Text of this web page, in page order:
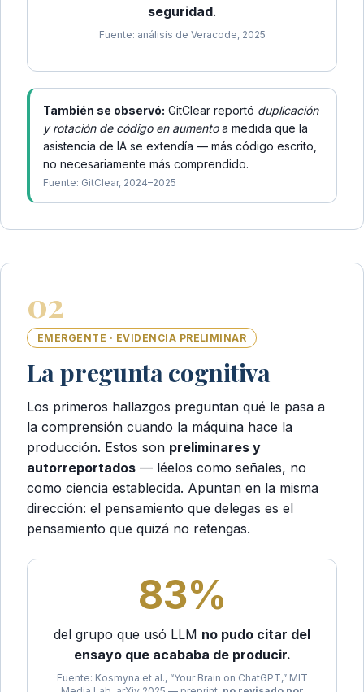
seguridad.
Fuente: análisis de Veracode, 2025
También se observó: GitClear reportó duplicación
y rotación de código en aumentoa medida que la
asistencia de IA se extendía — más código escrito,
no necesariamente más comprendido.
Fuente: GitClear, 2024–2025
02
EMERGENTE · EVIDENCIA PRELIMINAR
La pregunta cognitiva
Los primeros hallazgos preguntan qué le pasa a
la comprensión cuando la máquina hace la
producción. Estos son preliminares y
autorreportados — léelos como señales, no
como ciencia establecida. Apuntan en la misma
dirección: el pensamiento que delegas es el
pensamiento que quizá no retengas.
83%
del grupo que usó LLM no pudo citar del
ensayo que acababa de producir.
Fuente: Kosmyna et al., “Your Brain on ChatGPT,” MIT